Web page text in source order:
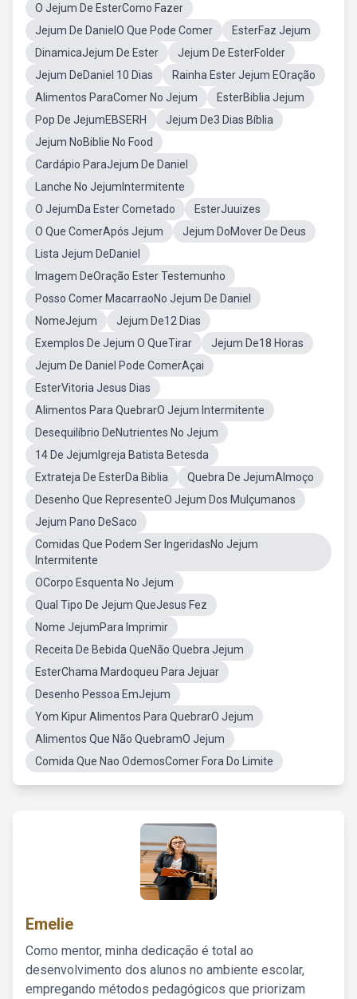
O Jejum De EsterComo Fazer
Jejum De DanielO Que Pode Comer
EsterFaz Jejum
DinamicaJejum De Ester
Jejum De EsterFolder
Jejum DeDaniel 10 Dias
Rainha Ester Jejum EOração
Alimentos ParaComer No Jejum
EsterBiblia Jejum
Pop De JejumEBSERH
Jejum De3 Dias Bíblia
Jejum NoBiblie No Food
Cardápio ParaJejum De Daniel
Lanche No JejumIntermitente
O JejumDa Ester Cometado
EsterJuuizes
O Que ComerApós Jejum
Jejum DoMover De Deus
Lista Jejum DeDaniel
Imagem DeOração Ester Testemunho
Posso Comer MacarraoNo Jejum De Daniel
NomeJejum
Jejum De12 Dias
Exemplos De Jejum O QueTirar
Jejum De18 Horas
Jejum De Daniel Pode ComerAçai
EsterVitoria Jesus Dias
Alimentos Para QuebrarO Jejum Intermitente
Desequilíbrio DeNutrientes No Jejum
14 De JejumIgreja Batista Betesda
Extrateja De EsterDa Biblia
Quebra De JejumAlmoço
Desenho Que RepresenteO Jejum Dos Mulçumanos
Jejum Pano DeSaco
Comidas Que Podem Ser IngeridasNo Jejum
Intermitente
OCorpo Esquenta No Jejum
Qual Tipo De Jejum QueJesus Fez
Nome JejumPara Imprimir
Receita De Bebida QueNão Quebra Jejum
EsterChama Mardoqueu Para Jejuar
Desenho Pessoa EmJejum
Yom Kipur Alimentos Para QuebrarO Jejum
Alimentos Que Não QuebramO Jejum
Comida Que Nao OdemosComer Fora Do Limite
Emelie
Como mentor, minha dedicação é total ao
desenvolvimento dos alunos no ambiente escolar,
empregando métodos pedagógicos que priorizam